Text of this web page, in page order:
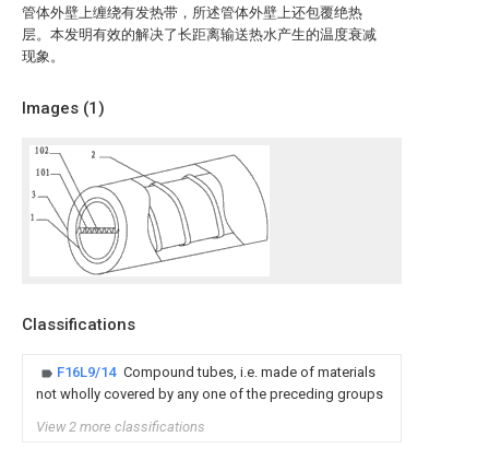
管体外壁上缠绕有发热带，所述管体外壁上还包覆绝热
层。本发明有效的解决了长距离输送热水产生的温度衰减
现象。
Images (1)
Classifications
F16L9/14 Compound tubes, i.e. made of materials
not wholly covered by any one of the preceding groups
View 2 more classifications